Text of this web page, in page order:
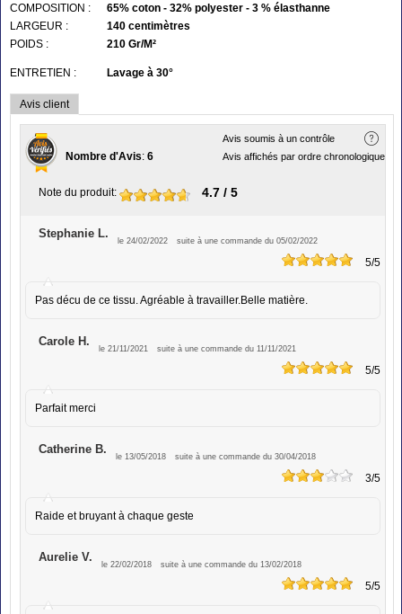
COMPOSITION :
65% coton - 32% polyester - 3 % élasthanne
LARGEUR :
140 centimètres
POIDS :
210 Gr/M²
ENTRETIEN : Lavage à 30°
Avis client
Avis soumis à un contrôle
Avis affichés par ordre chronologique
Nombre d'Avis: 6
Note du produit: 4.7 / 5
Stephanie L.
le 24/02/2022 suite à une commande du 05/02/2022
5/5
Pas décu de ce tissu. Agréable à travailler.Belle matière.
Carole H.
le 21/11/2021 suite à une commande du 11/11/2021
5/5
Parfait merci
Catherine B.
le 13/05/2018 suite à une commande du 30/04/2018
3/5
Raide et bruyant à chaque geste
Aurelie V.
le 22/02/2018 suite à une commande du 13/02/2018
5/5